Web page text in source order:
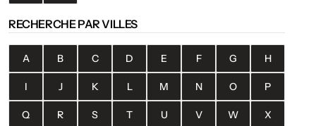
RECHERCHE PAR VILLES
A B C D E F G H
I J K L M N O P
Q R S T U V W X